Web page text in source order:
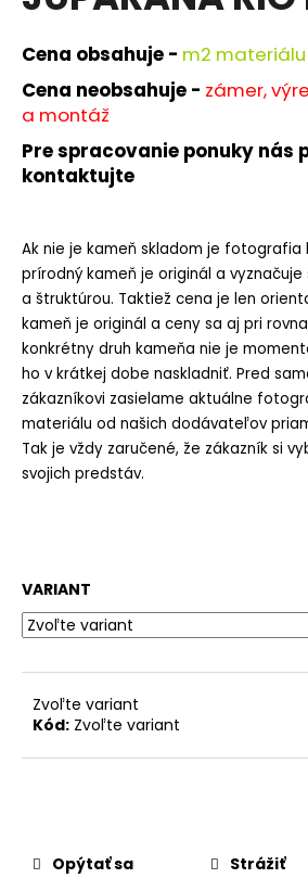
z
5
hviezdičiek.
Cena obsahuje - m2 materiálu
Cena neobsahuje - zámer,
a montáž
Pre spracovanie ponuky nás
kontaktujte
Ak nie je kameň skladom je fotografia
prírodný kameň je originál a
a štruktúrou. Taktiež cena je len
kameň je originál a ceny sa aj pri
konkrétny druh kameňa nie je
ho v krátkej dobe naskladniť. Pred
zákazníkovi zasielame aktuálne
materiálu od našich dodávateľov
Tak je vždy zaručené, že zákazník si
svojich predstáv.
VARIANT
Zvoľte variant
Kód: Zvoľte variant
Opýtať sa Strážiť
j
s
ť
?
HĽADAŤ
O
d
p
o
r
ú